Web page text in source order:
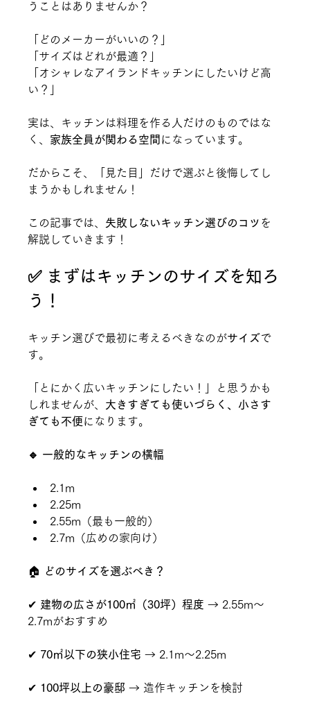
うことはありませんか？
「どのメーカーがいいの？」
「サイズはどれが最適？」
「オシャレなアイランドキッチンにしたいけど高
い？」
実は、キッチンは料理を作る人だけのものではな
く、 家族全員が関わる空間 になっています。
だからこそ、「見た目」だけで選ぶと後悔してし
まうかもしれません！
この記事では、 失敗しないキッチン選びのコツ を
解説していきます！
✅ まずはキッチンのサイズを知ろ
う！
キッチン選びで最初に考えるべきなのがサイズで
す。
「とにかく広いキッチンにしたい！」と思うかも
しれませんが、 大きすぎても使いづらく、小さす
ぎても不便になります。
🔹 一般的なキッチンの横幅
2.1m
2.25m
2.55m（最も一般的）
2.7m（広めの家向け）
🏠 どのサイズを選ぶべき？
✔ 建物の広さが100㎡（30坪）程度 → 2.55m～
2.7mがおすすめ
✔ 70㎡以下の狭小住宅 → 2.1m～2.25m
✔ 100坪以上の豪邸 → 造作キッチンを検討